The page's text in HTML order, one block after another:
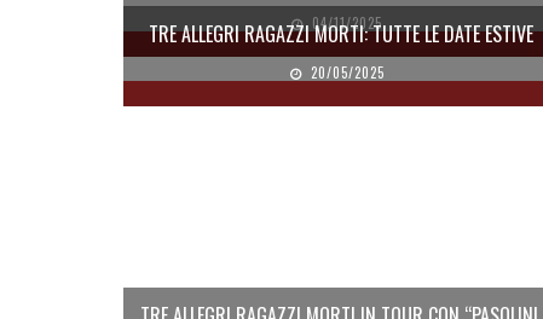
04/11/2025
TRE ALLEGRI RAGAZZI MORTI: TUTTE LE DATE ESTIVE
20/05/2025